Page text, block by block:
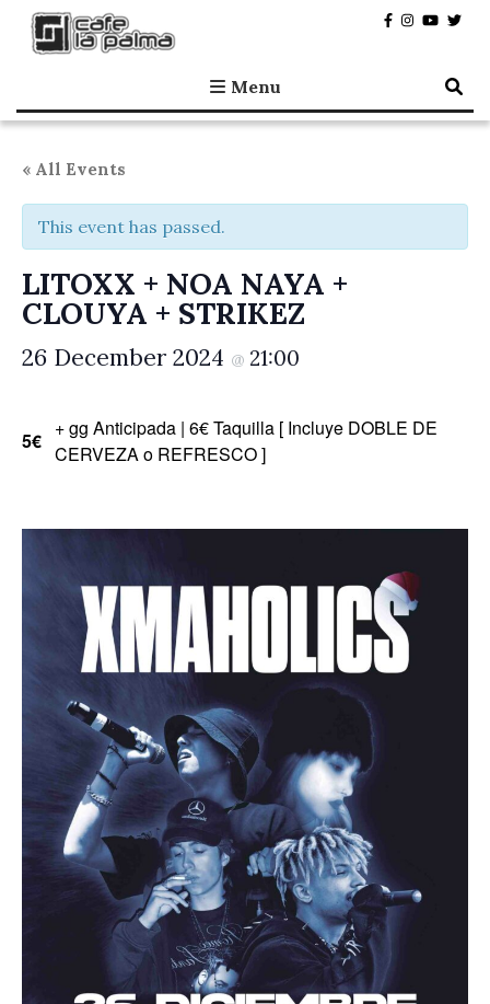
Café la Palma
Programming live music in Madrid since 1995.
Menu
« All Events
This event has passed.
LITOXX + NOA NAYA +
CLOUYA + STRIKEZ
26 December 2024 @ 21:00
5€
+ gg Anticipada | 6€ Taquilla [ Incluye DOBLE DE
CERVEZA o REFRESCO ]